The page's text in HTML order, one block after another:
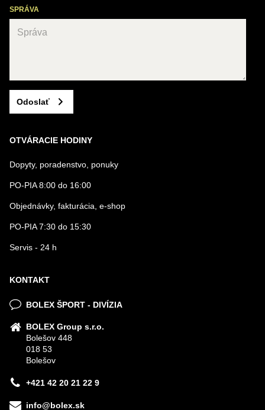
SPRÁVA
Odoslať
OTVÁRACIE HODINY
Dopyty, poradenstvo, ponuky
PO-PIA 8:00 do 16:00
Objednávky, fakturácia, e-shop
PO-PIA 7:30 do 15:30
Servis - 24 h
KONTAKT
BOLEX ŠPORT - DIVÍZIA
BOLEX Group s.r.o.
Bolešov 448
018 53
Bolešov
+421 42 20 21 22 9
info@bolex.sk